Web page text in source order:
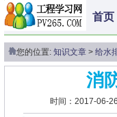
首页
您的位置: 知识文章 > 给水
消
时间：2017-06-26